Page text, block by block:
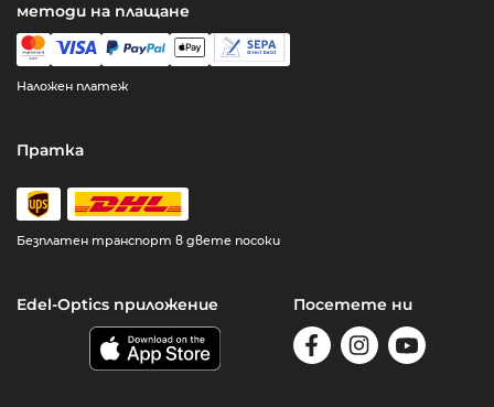
методи на плащане
Наложен платеж
Пратка
Безплатен транспорт в двете посоки
Edel-Optics приложение Посетете ни